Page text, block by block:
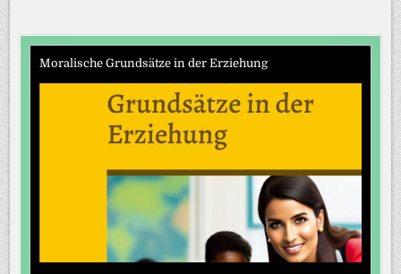
Moralische Grundsätze in der Erziehung